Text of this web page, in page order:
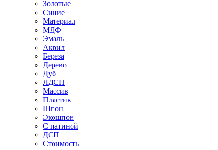
Золотые
Синие
Материал
МДФ
Эмаль
Акрил
Береза
Дерево
Дуб
ЛДСП
Массив
Пластик
Шпон
Экошпон
С патиной
ДСП
Стоимость